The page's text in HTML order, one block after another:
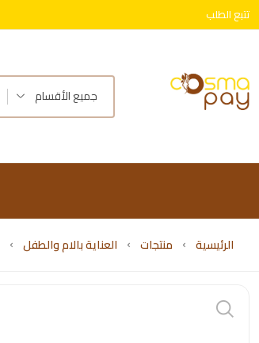
تتبع الطلب
جميع الأقسام
الرئيسية منتجات العناية بالام والطفل